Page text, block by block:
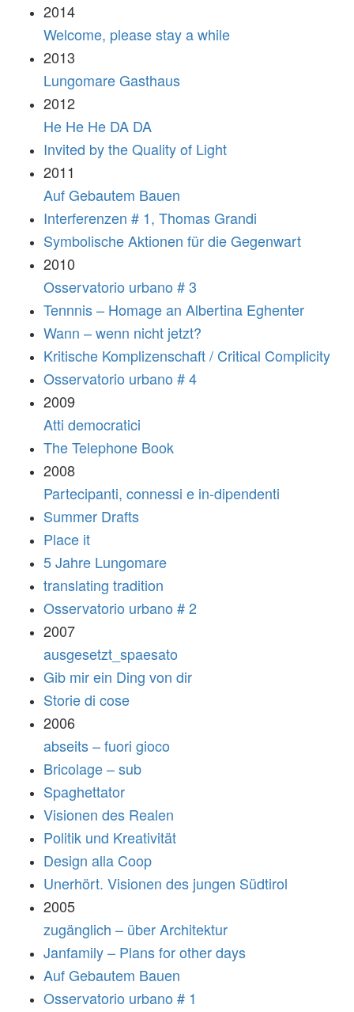
2014
Welcome, please stay a while
2013
Lungomare Gasthaus
2012
He He He DA DA
Invited by the Quality of Light
2011
Auf Gebautem Bauen
Interferenzen # 1, Thomas Grandi
Symbolische Aktionen für die Gegenwart
2010
Osservatorio urbano # 3
Tennnis – Homage an Albertina Eghenter
Wann – wenn nicht jetzt?
Kritische Komplizenschaft / Critical Complicity
Osservatorio urbano # 4
2009
Atti democratici
The Telephone Book
2008
Partecipanti, connessi e in-dipendenti
Summer Drafts
Place it
5 Jahre Lungomare
translating tradition
Osservatorio urbano # 2
2007
ausgesetzt_spaesato
Gib mir ein Ding von dir
Storie di cose
2006
abseits – fuori gioco
Bricolage – sub
Spaghettator
Visionen des Realen
Politik und Kreativität
Design alla Coop
Unerhört. Visionen des jungen Südtirol
2005
zugänglich – über Architektur
Janfamily – Plans for other days
Auf Gebautem Bauen
Osservatorio urbano # 1